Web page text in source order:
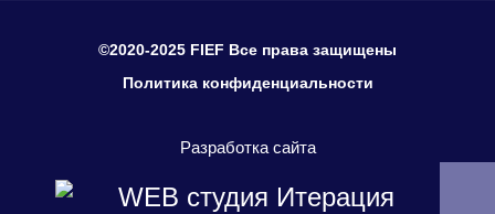
©2020-2025 FIEF Все права защищены
Политика конфиденциальности
Разработка сайта